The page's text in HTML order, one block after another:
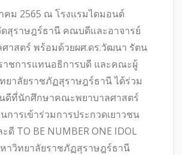
คม 2565 ณ โรงแรมไดมอนด์
สุราษฎร์ธานี คณบดีและอาจารย์
าสตร์ พร้อมด้วยผศ.ดร.วัฒนา รัตน
ชการแทนอธิการบดี และคณะผู้
ยาลัยราชภัฏสุราษฎร์ธานี ได้ร่วม
ดีที่นักศึกษาคณะพยาบาลศาสตร์
การเข้าร่วมการประกวดเยาวชน
ดี TO BE NUMBER ONE IDOL
าวิทยาลัยราชภัฏสุราษฎร์ธานี